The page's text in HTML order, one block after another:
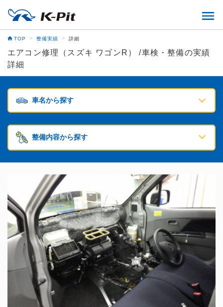
TOP > 整備実績 > 詳細
エアコン修理（スズキ ワゴンR） /車検・整備の実績
詳細
車名から探す
整備内容から探す